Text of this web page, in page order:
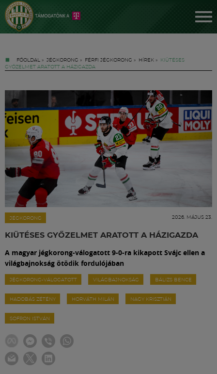
FŐOLDAL » JÉGKORONG » FÉRFI JÉGKORONG » HÍREK »
KIÜTÉSES
GYŐZELMET ARATOTT A HÁZIGAZDA
JÉGKORONG 2026. MÁJUS 23.
KIÜTÉSES GYŐZELMET ARATOTT A HÁZIGAZDA
A magyar jégkorong-válogatott 9-0-ra kikapott Svájc ellen a
világbajnokság ötödik fordulójában
JÉGKORONG-VÁLOGATOTT VILÁGBAJNOKSÁG BÁLIZS BENCE
HADOBÁS ZÉTÉNY HORVÁTH MILÁN NAGY KRISZTIÁN
SOFRON ISTVÁN
Jegyek
FM YouTube +
Hírek
Labdarúgás
Szakosztályok
Meccscenter
Klub
Szolgáltatások